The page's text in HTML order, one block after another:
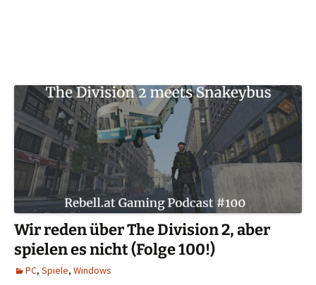
Wir reden über The Division 2, aber
spielen es nicht (Folge 100!)
PC, Spiele, Windows